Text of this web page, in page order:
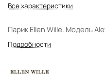
Все характеристики
Парик Ellen Wille. Модель
Подробности